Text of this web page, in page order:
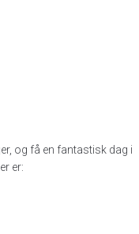
og få en fantastisk dag i
er: